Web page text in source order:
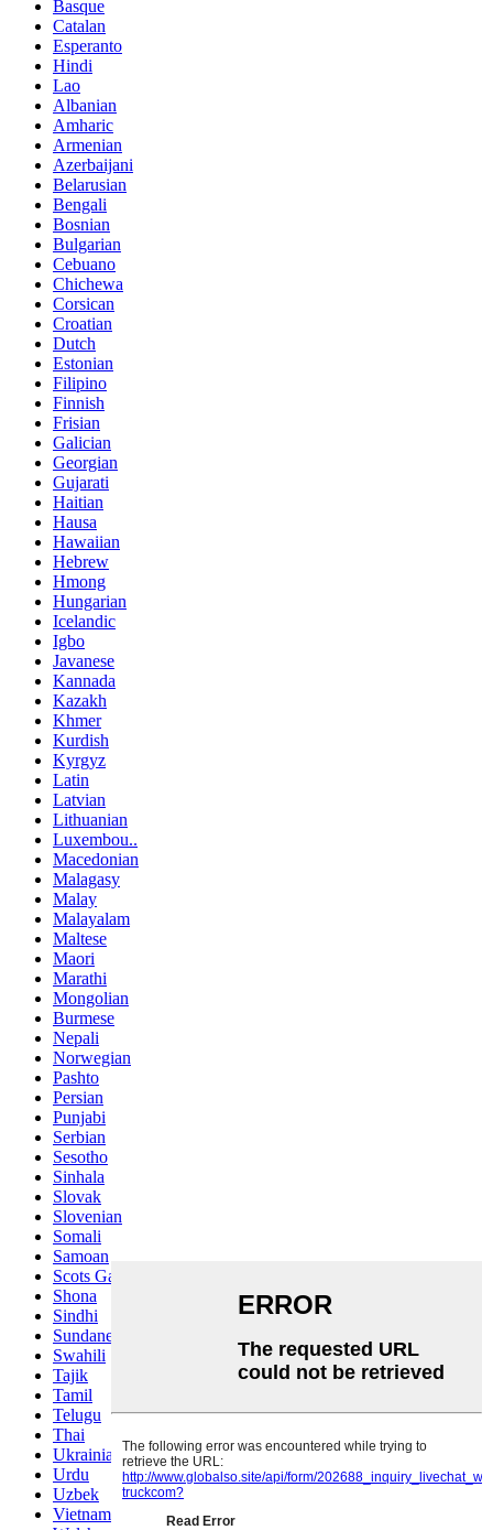
Basque
Catalan
Esperanto
Hindi
Lao
Albanian
Amharic
Armenian
Azerbaijani
Belarusian
Bengali
Bosnian
Bulgarian
Cebuano
Chichewa
Corsican
Croatian
Dutch
Estonian
Filipino
Finnish
Frisian
Galician
Georgian
Gujarati
Haitian
Hausa
Hawaiian
Hebrew
Hmong
Hungarian
Icelandic
Igbo
Javanese
Kannada
Kazakh
Khmer
Kurdish
Kyrgyz
Latin
Latvian
Lithuanian
Luxembou..
Macedonian
Malagasy
Malay
Malayalam
Maltese
Maori
Marathi
Mongolian
Burmese
Nepali
Norwegian
Pashto
Persian
Punjabi
Serbian
Sesotho
Sinhala
Slovak
Slovenian
Somali
Samoan
Scots Gaelic
Shona
Sindhi
Sundanese
Swahili
Tajik
Tamil
Telugu
Thai
Ukrainian
Urdu
Uzbek
Vietnamese